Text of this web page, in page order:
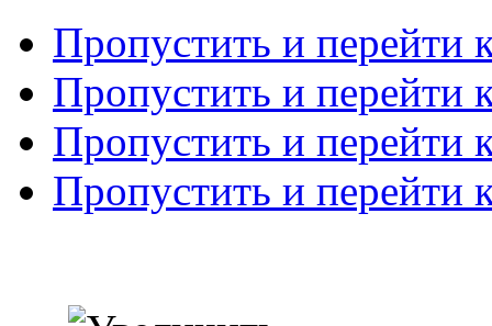
Пропустить и перейти
Пропустить и перейти
Пропустить и перейти
Пропустить и перейти